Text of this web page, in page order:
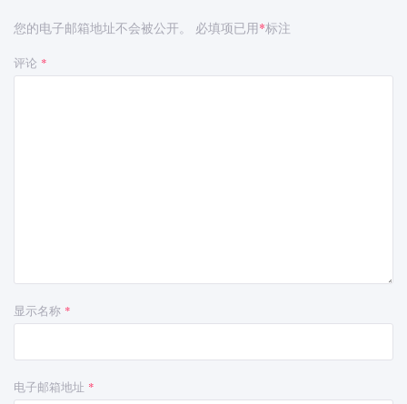
您的电子邮箱地址不会被公开。 必填项已用*标注
评论 *
显示名称 *
电子邮箱地址 *